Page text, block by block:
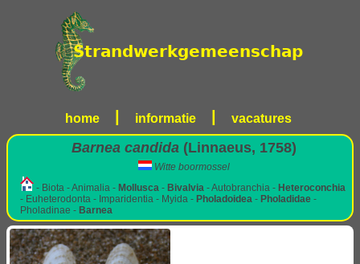
home informatie vacatures
Barnea candida (Linnaeus, 1758)
Witte boormossel
- Biota - Animalia - Mollusca - Bivalvia - Autobranchia - Heteroconchia
- Euheterodonta - Imparidentia - Myida - Pholadoidea - Pholadidae -
Pholadinae - Barnea